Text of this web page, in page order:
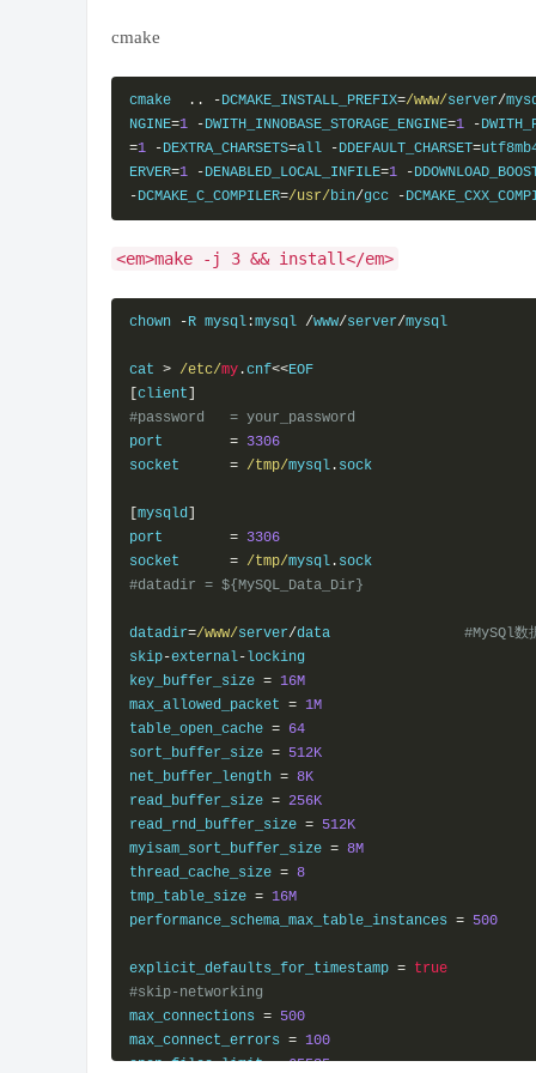
cmake
cmake .. -DCMAKE_INSTALL_PREFIX=/www/server/
NGINE=1 -DWITH_INNOBASE_STORAGE_ENGINE=1 -
=1 -DEXTRA_CHARSETS=all -DDEFAULT_CHARSET=
ERVER=1 -DENABLED_LOCAL_INFILE=1 -
-DCMAKE_C_COMPILER=/usr/bin/gcc -
<em>make -j 3 && install</em>
chown -R mysql :mysql /www/server/mysql
cat > /etc/my .cnf<<
client
#password   = your_password
port = 3306
socket = /tmp/mysql . sock
mysqld
port = 3306
socket = /tmp/mysql .
#datadir = ${MySQL_Data_Dir}
datadir=/www/server/data #MySQl数
skip-external- locking
key_buffer_size = 16M
max_allowed_packet = 1M
table_open_cache = 64
sort_buffer_size = 512K
net_buffer_length = 8K
read_buffer_size = 256K
read_rnd_buffer_size = 512K
myisam_sort_buffer_size = 8M
thread_cache_size = 8
tmp_table_size = 16M
performance_schema_max_table_instances = 500
explicit_defaults_for_timestamp = true
#skip-networking
max_connections = 500
max_connect_errors = 100
open_files_limit = 65535